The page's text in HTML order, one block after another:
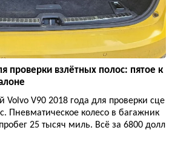
проверки взлётных полос: пятое к
V90 2018 года для проверки сце
Пневматическое колесо в багажник
25 тысяч миль. Всё за 6800 долл